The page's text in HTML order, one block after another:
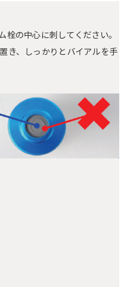
栓の中心に刺してください。
き、しっかりとバイアルを手